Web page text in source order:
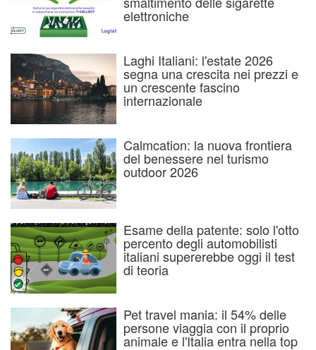
elettroniche
Laghi Italiani: l'estate 2026
segna una crescita nei prezzi e
un crescente fascino
internazionale
Calmcation: la nuova frontiera
del benessere nel turismo
outdoor 2026
Esame della patente: solo l'otto
percento degli automobilisti
italiani supererebbe oggi il test
di teoria
Pet travel mania: il 54% delle
persone viaggia con il proprio
animale e l'Italia entra nella top